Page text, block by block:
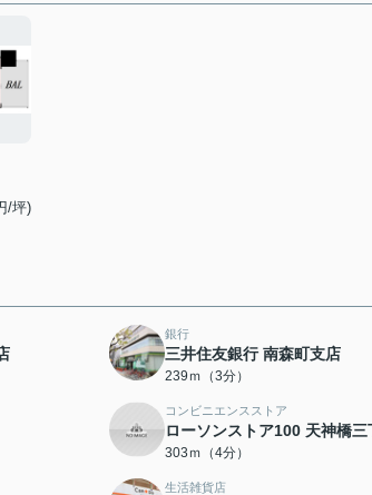
/坪)
銀行
三井住友銀行 南森町支店
239ｍ（3分）
コンビニエンスストア
ローソンストア100 天神橋三
303ｍ（4分）
生活雑貨店